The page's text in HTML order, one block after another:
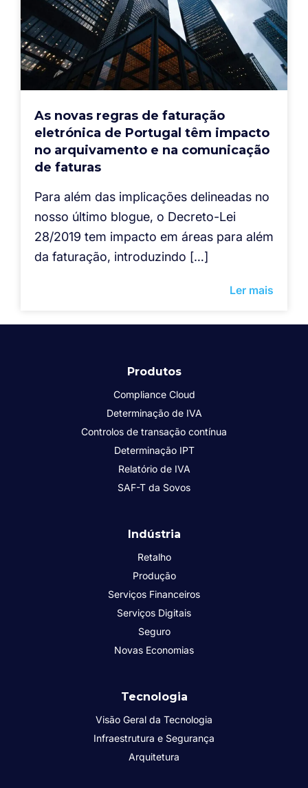
As novas regras de faturação
eletrónica de Portugal têm impacto
no arquivamento e na comunicação
de faturas
Para além das implicações delineadas no
nosso último blogue, o Decreto-Lei
28/2019 tem impacto em áreas para além
da faturação, introduzindo […]
Ler mais
Produtos
Compliance Cloud
Determinação de IVA
Controlos de transação contínua
Determinação IPT
Relatório de IVA
SAF-T da Sovos
Indústria
Retalho
Produção
Serviços Financeiros
Serviços Digitais
Seguro
Novas Economias
Tecnologia
Visão Geral da Tecnologia
Infraestrutura e Segurança
Arquitetura